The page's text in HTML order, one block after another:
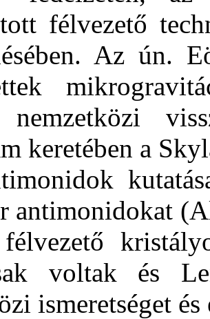
félvezető
Az ún.
nemzetközi
keretében a
antimonidokat
voltak és
ismeretséget